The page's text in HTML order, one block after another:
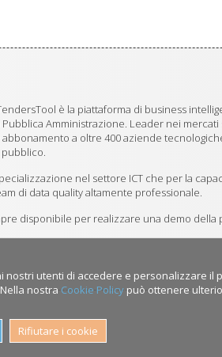
utenti di accedere e personalizzare il
nostra Cookie Policy può ottenere
Rifiutare i cookie
è la piattaforma di business
Amministrazione. Leader nei
a oltre 400 aziende
nel settore ICT che per la
di data quality altamente professionale.
disponibile per realizzare una demo